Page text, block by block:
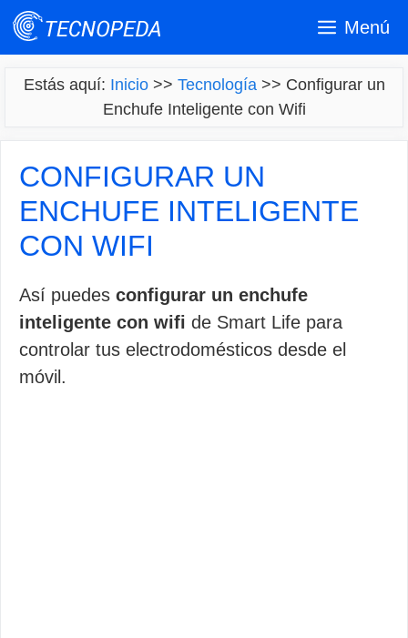
Saltar
Menú
Estás aquí: Inicio>> Tecnología>> Configurar un
Enchufe Inteligente con Wifi
CONFIGURAR UN
ENCHUFE INTELIGENTE
CON WIFI
Así puedes configurar un enchufe
inteligente con wifi de Smart Life para
controlar tus electrodomésticos desde el
móvil.